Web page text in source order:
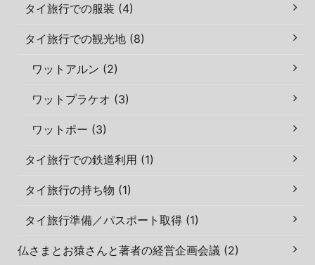
タイ旅行での服装 (4)
タイ旅行での観光地 (8)
ワットアルン (2)
ワットプラケオ (3)
ワットポー (3)
タイ旅行での鉄道利用 (1)
タイ旅行の持ち物 (1)
タイ旅行準備／パスポート取得 (1)
仏さまとお猿さんと著者の経営企画会議 (2)